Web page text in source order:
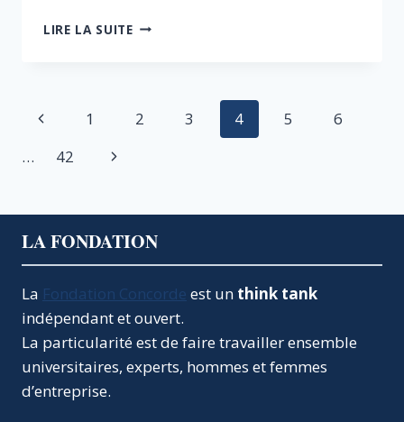
LIRE LA SUITEDÉPENSE
POUR
Navigation
de
Page
précédente
1 2 3 4 5
6
…
42
Page
LA FONDATION
La Fondation Concorde est un think tank
indépendant et ouvert.
La particularité est de faire travailler ensemble
universitaires, experts, hommes et femmes
d’entreprise.